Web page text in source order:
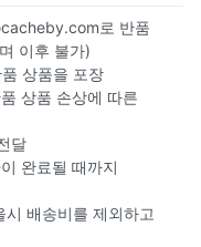
로 반품
이후 불가)
상품을 포장
상품 손상에 따른
달
완료될 때까지
배송비를 제외하고